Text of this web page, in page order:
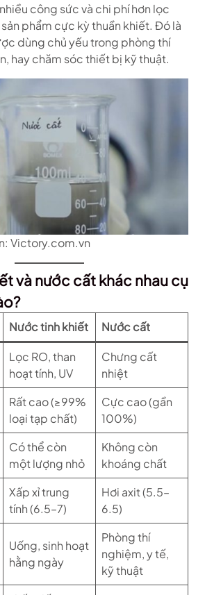
công sức và chi phí hơn lọc
phẩm cực kỳ thuần khiết. Đó là
dùng chủ yếu trong phòng thí
hay chăm sóc thiết bị kỹ thuật.
Victory.com.vn
và nước cất khác nhau cụ
Nước tinh khiết Nước cất
Lọc RO, than
hoạt tính, UV
Chưng cất
nhiệt
Rất cao (≥99%
loại tạp chất)
Cực cao (gần
100%)
Có thể còn
một lượng nhỏ
Không còn
khoáng chất
Xấp xỉ trung
tính (6.5–7)
Hơi axit (5.5–
6.5)
Uống, sinh hoạt
hằng ngày
Phòng thí
nghiệm, y tế,
kỹ thuật